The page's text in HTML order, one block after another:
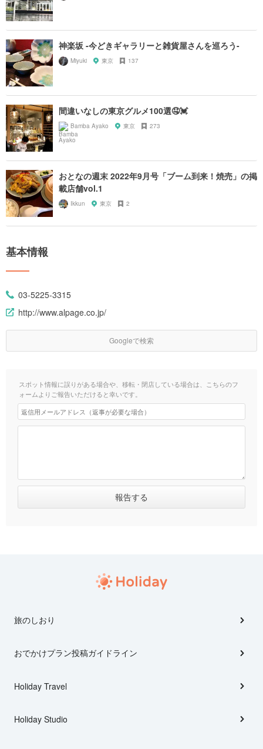
神楽坂 -今どきギャラリーと雑貨屋さんを巡ろう-
Miyuki 東京 137
間違いなしの東京グルメ100選🤤💓
Bamba Ayako 東京 273
おとなの週末 2022年9月号「ブーム到来！焼売」の掲
載店舗vol.1
Ikkun 東京 2
基本情報
03-5225-3315
http://www.alpage.co.jp/
Googleで検索
スポット情報に誤りがある場合や、移転・閉店している場合は、こちらのフ
ォームよりご報告いただけると幸いです。
旅のしおり
おでかけプラン投稿ガイドライン
Holiday Travel
Holiday Studio